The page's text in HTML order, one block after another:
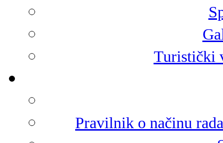
Turistički
Pravilnik o načinu